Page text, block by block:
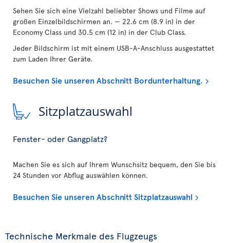
Sehen Sie sich eine Vielzahl beliebter Shows und Filme auf
großen Einzelbildschirmen an. — 22.6 cm (8.9 in) in der
Economy Class und 30.5 cm (12 in) in der Club Class.
Jeder Bildschirm ist mit einem USB-A-Anschluss ausgestattet
zum Laden Ihrer Geräte.
Besuchen Sie unseren Abschnitt Bordunterhaltung.
Sitzplatzauswahl
Fenster- oder Gangplatz?
Machen Sie es sich auf Ihrem Wunschsitz bequem, den Sie bis
24 Stunden vor Abflug auswählen können.
Besuchen Sie unseren Abschnitt Sitzplatzauswahl
Technische Merkmale des Flugzeugs